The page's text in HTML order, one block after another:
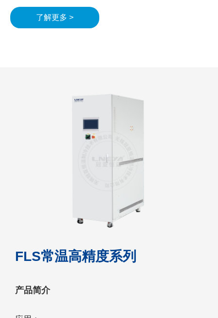
了解更多 >
FLS常温高精度系列
产品简介